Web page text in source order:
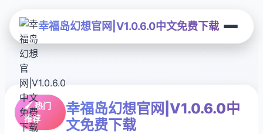
幸福岛幻想官网|V1.0.6.0中文免费下载
🖌️ 热门
推荐
幸福岛幻想官网|V1.0.6.0中
文免费下载